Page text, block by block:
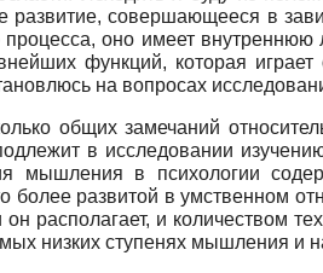
развитие, совершающееся в
оно имеет
функций, которая
на вопросах
общих замечаний
в исследовании
мышления в психологии
более развитой в умственном
располагает, и количеством
низких ступенях мышления и